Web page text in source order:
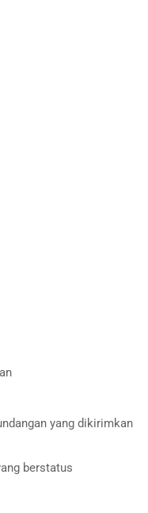
yang dikirimkan
berstatus